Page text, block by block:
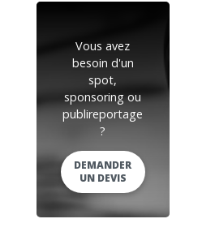
Vous avez
besoin d'un
spot,
sponsoring ou
publireportage
?
DEMANDER
UN DEVIS